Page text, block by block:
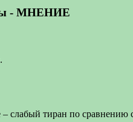
- МНЕНИЕ
– слабый тиран по